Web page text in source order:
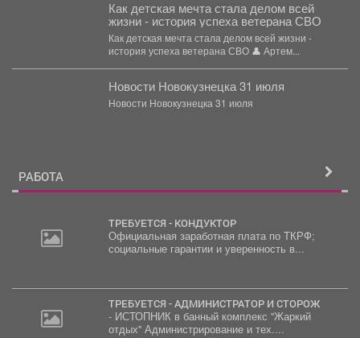
Как детская мечта стала делом всей
жизни - история успеха ветерана СВО
Как детская мечта стала делом всей жизни -
история успеха ветерана СВО 👤 Артем...
Новости Новокузнецка 31 июля
Новости Новокузнецка 31 июля
РАБОТА
ТРЕБУЕТСЯ - КОНДУКТОР
Официальная заработная плата по ТКРФ;
социальные гарантии и уверенность в...
ТРЕБУЕТСЯ - АДМИНИСТРАТОР И СТОРОЖ
- ИСТОПНИК в банный комплекс "Жаркий
отдых" Администрирование и тех....